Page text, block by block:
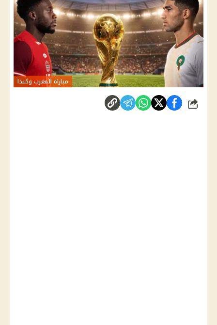
مباراة المغرب وكندا
شارك